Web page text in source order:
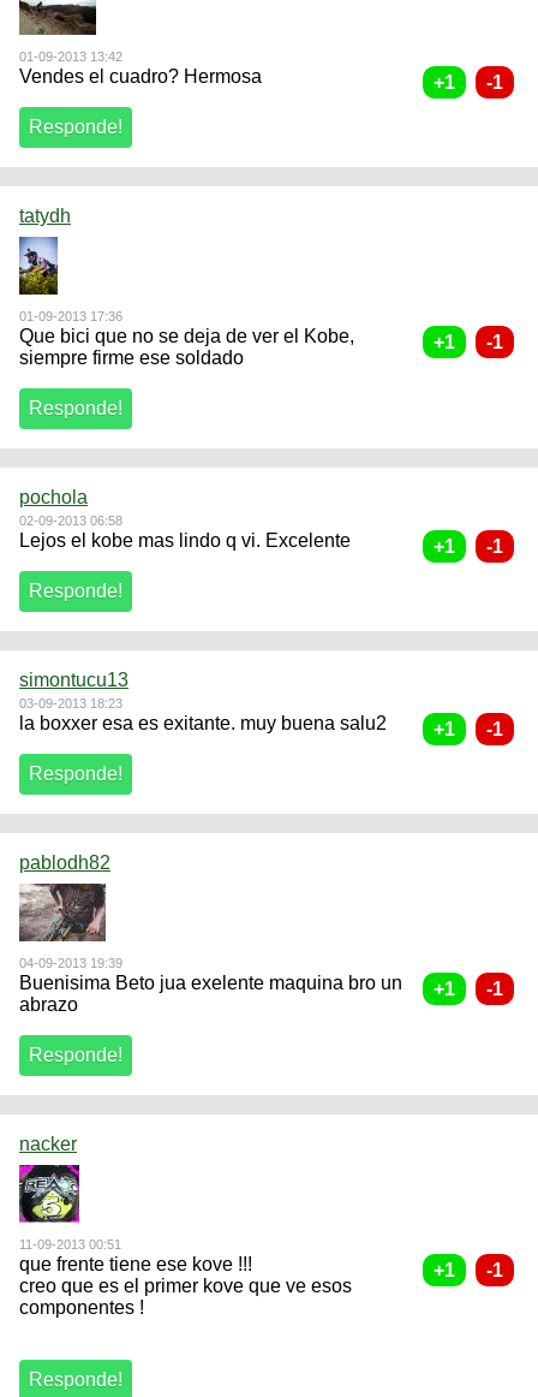
01-09-2013 13:42
Vendes el cuadro? Hermosa
tatydh
01-09-2013 17:36
Que bici que no se deja de ver el Kobe,
siempre firme ese soldado
pochola
02-09-2013 06:58
Lejos el kobe mas lindo q vi. Excelente
simontucu13
03-09-2013 18:23
la boxxer esa es exitante. muy buena salu2
pablodh82
04-09-2013 19:39
Buenisima Beto jua exelente maquina bro un
abrazo
nacker
11-09-2013 00:51
que frente tiene ese kove !!!
creo que es el primer kove que ve esos
componentes !